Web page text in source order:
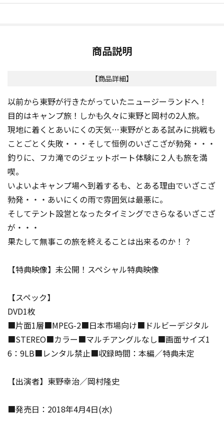
商品説明
【商品詳細】
以前から東野が行きたがっていたニュージーランドへ！
目的はキャンプ旅！しかも久々に東野と岡村の2人旅。
現地に着くとあいにくの天気…東野がとある試みに挑戦も
ことごとく失敗・・・そして恒例のいざこざが勃発・・・
釣りに、フカ滝でのジェットボート体験に２人も旅を満
喫。
いよいよキャンプ場へ到着するも、とある理由でいざこざ
勃発・・・あいにくの雨で雰囲気は最悪に。
そしてテント設営となったタイミングでさらなるいざこざ
が・・・
果たして無事この旅を終えることは出来るのか！？
【特典映像】未公開！スペシャル特典映像
【スペック】
DVD1枚
■片面1層■MPEG-2■日本市場向け■ドルビーデジタル
■STEREO■カラー■マルチアングルなし■画面サイズ1
6：9LB■レンタル禁止■収録時間：本編／特典未定
【出演者】東野幸治／岡村隆史
■発売日：2018年4月4日(水)